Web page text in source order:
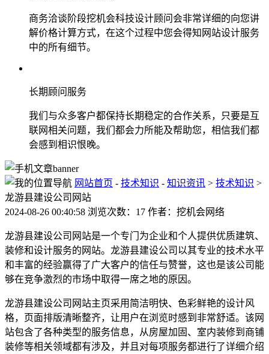
商务洽谈阶段挖机会科技设计顾问会非常详细的向您讲
解价格计算方式，在这个过程中您会得知网站设计服务
中的所有细节。
长期顾问服务
我们与众多客户都保持长期稳定的合作关系，只要是互
联网相关问题，我们都会力所能及帮助您，相信我们都
会感到相识恨晚。
网站首页 - 技术知识 - 知识资讯 > 技术知识 >
龙游县建设公司网站
2024-08-26 00:40:58 浏览次数：17 作者：挖机会网络
龙游县建设公司网站是一个专门为企业和个人提供优质建筑、
装修和设计服务的网站。龙游县建设公司以其专业的技术水平
和丰富的经验赢得了广大客户的信任与赞誉，这也是该公司能
够在竞争激烈的市场中取得一席之地的原因。
龙游县建设公司网站主页采用简洁明快、色彩鲜艳的设计风
格，页面排版清晰整齐，让用户在浏览时感到非常舒适。该网
站包含了各种类型的服务信息，从房屋加固、室内装修到商铺
装修等相关领域都有涉及，并且对每项服务都进行了详细介绍